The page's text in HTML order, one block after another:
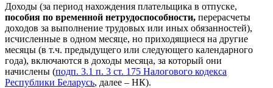
Доходы (за период нахождения плательщика в отпуске,
пособия по временной нетрудоспособности, перерасчеты
доходов за выполнение трудовых или иных обязанностей),
исчисленные в одном месяце, но приходящиеся на другие
месяцы (в т.ч. предыдущего или следующего календарного
года), включаются в доходы месяца, за который они
начислены (подп. 3.1 п. 3 ст. 175 Налогового кодекса
Республики Беларусь, далее – НК).